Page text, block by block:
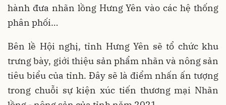
hành đưa nhãn lồng Hưng Yên vào các hệ thống
phân phối…
Bên lề Hội nghị, tỉnh Hưng Yên sẽ tổ chức khu
trưng bày, giới thiệu sản phẩm nhãn và nông sản
tiêu biểu của tỉnh. Đây sẽ là điểm nhấn ấn tượng
trong chuỗi sự kiện xúc tiến thương mại Nhãn